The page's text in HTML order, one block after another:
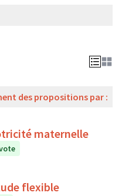
des propositions par :
maternelle
flexible